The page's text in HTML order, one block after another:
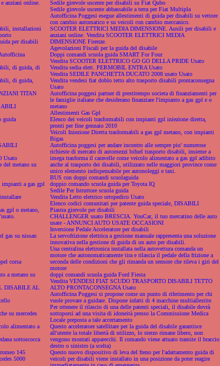
anziani online.
installazioni
per disabili
di guida, di
di guida,
TITAN
guida
Usato
del metano su
a gas gpl
gpl o metano,
gas su nissan
corsa
a metano su
DISABILE AL
su mercedes
alimentato a
sottoscocca
145
5000
Sedile girevole uscente per disabili su Fiat Qubo
Sedile girevole uscente abbassabile a terra per Fiat Multipla
Autofficina Poggesi esegue allestimenti di guida per disabili su vettore
con cambio automatico e su veicoli con cambio meccanico.
SCOOTER ELETTRICI MEDIA DIMENSIONE. Ausili per disabili e
anziani online. Vendita SCOOTER ELETTRICI MEDIA
DIMENSIONE Firenze.
Agevolazioni Fiscali per la guida del disabile
Doppi comandi scuola guida SMART For Four
Vendita SCOOTER ELETTRICO GO GO DELLA PRIDE Usato
Vendita sedia elett. PERMOBIL ENTRA Usato
Vendita SEDILE PANCHETTA DUCATO 2008 usato Usato
Vendita vendesi fiat doblo tetto alto trasporto disabili prontaconsegna
Usato
Autofficina poggesi partner di prestitempo societa di finanziamenti per
le famiglie italiane che desiderano finanziare l'impianto a gas gpl e o
metano
Allestimenti Gas Gpl
Elenco dei veicoli trasformabili con impianti gpl iniezione diretta,
pronti per fine gennaio 2010
Veicoli Iniezione Diretta trasformabili a gas gpl metano, con impianti
Bigas
Autofficina poggesi per andare incontro alle sempre piu' numerose
richieste di mercato di automezzi bifuel trasporto disabili, insieme a
imega trasforma il caravelle come veicolo alimentato a gas gpl adibito
anche al trasporto dei disabili, utilizzato nelle maggiori province come
unico elemento indispensabile per autonoleggi e taxi.
BUS con doppi comandi scuolaguida
doppio comando scuola guida per Toyota IQ
Sedile Per Istruttore scuola guida
Vendita Letto elettrico ortopedico Usato
Elenco codici comunitari per patente guida speciale, DISABILI
Piastra girevole per disabili
CHALLENGER usato BRESCIA. YouCar, il tuo mercatino delle auto
usate - ANNUNCI AUTO USATE OCCASIONI
Inversione Pedale Acceleratore per disabili
La servofrizione elettrica a gestione manuale rappresenta una soluzione
innovativa nella gestione di guida di un auto per disabili.
Una centralina elettronica installata nella autovettura comanda un
motore che autonomaticamente tira e rilascia il pedale della frizione a
seconda delle condizioni che gli rimanda un sensore che rileva i giri del
motore
doppi comandi scuola guida Ford Fiesta
Vendita VENDESI FIAT SCUDO TRASPORTO DISABILI TETTO
ALTO PRONTACONSEGNA Usato
Autofficina Poggesi si propone come un punto di riferimento per chi
vuole provare a guidare. Dispone infatti di 4 macchine multiallestite
Per ottenere il rilascio di una delle patenti speciali, il disabile dovrà
sottoporsi ad una visita di idoneità presso la Commissione Medica
Locale preposta a tale accertamento
Questo acceleratore satellitare per la guida del disabile garantisce
all'utente la totale libertà di utilizzo, lo sterzo rimane libero, non
vengono montati apparecchi. Il comando viene attuato tramite il braccio
destro o sinistro (a scelta)
Questo nuovo dispositivo di leva del freno per l'adattamento guida di
veicoli per disabili viene installato in una posizione da poter reagire